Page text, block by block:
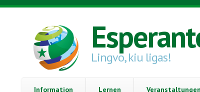
Direkt zum Inhalt
Lingvo, kiu ligas!
Information Lernen Veranstaltungen